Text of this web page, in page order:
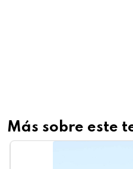
Más sobre este